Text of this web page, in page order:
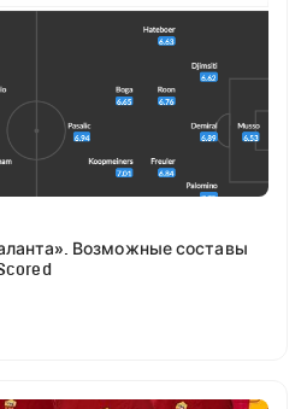
Возможные составы